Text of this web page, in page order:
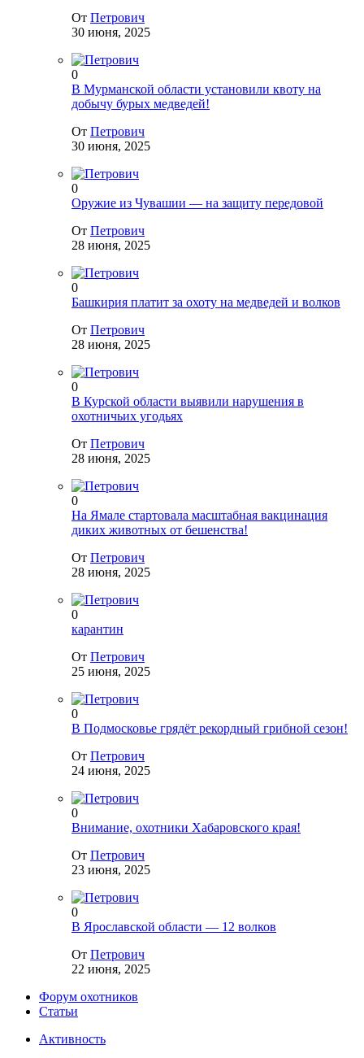
От Петрович
30 июня, 2025
0
В Мурманской области установили квоту на
добычу бурых медведей!
От Петрович
30 июня, 2025
0
Оружие из Чувашии — на защиту передовой
От Петрович
28 июня, 2025
0
Башкирия платит за охоту на медведей и волков
От Петрович
28 июня, 2025
0
В Курской области выявили нарушения в
охотничьих угодьях
От Петрович
28 июня, 2025
0
На Ямале стартовала масштабная вакцинация
диких животных от бешенства!
От Петрович
28 июня, 2025
0
карантин
От Петрович
25 июня, 2025
0
В Подмосковье грядёт рекордный грибной сезон!
От Петрович
24 июня, 2025
0
Внимание, охотники Хабаровского края!
От Петрович
23 июня, 2025
0
В Ярославской области — 12 волков
От Петрович
22 июня, 2025
Форум охотников
Статьи
Активность